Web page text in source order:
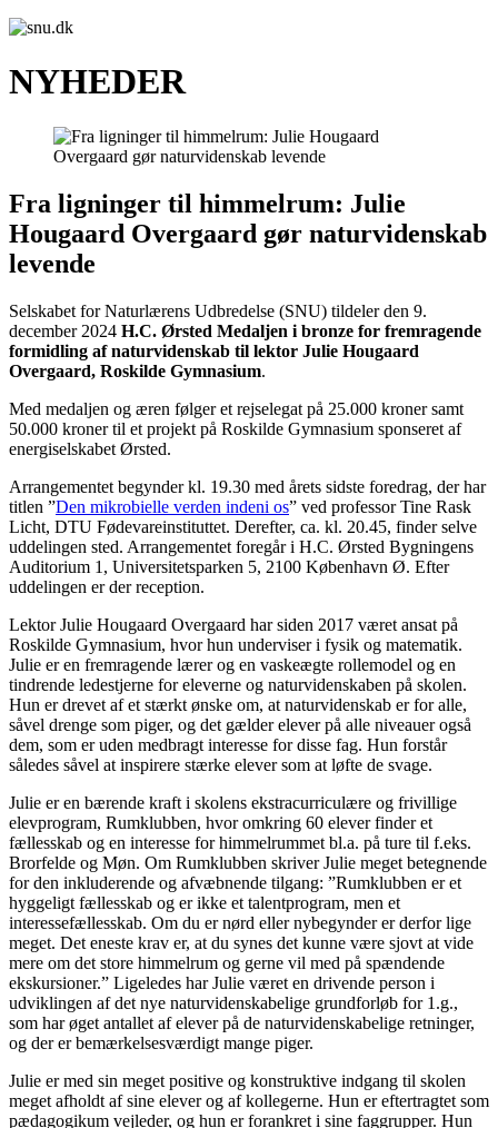
NYHEDER
Fra ligninger til himmelrum: Julie
Hougaard Overgaard gør naturvidenskab
levende
Selskabet for Naturlærens Udbredelse (SNU) tildeler den 9.
december 2024 H.C. Ørsted Medaljen i bronze for fremragende
formidling af naturvidenskab til lektor Julie Hougaard
Overgaard, Roskilde Gymnasium.
Med medaljen og æren følger et rejselegat på 25.000 kroner samt
50.000 kroner til et projekt på Roskilde Gymnasium sponseret af
energiselskabet Ørsted.
Arrangementet begynder kl. 19.30 med årets sidste foredrag, der har
titlen ”Den mikrobielle verden indeni os” ved professor Tine Rask
Licht, DTU Fødevareinstituttet. Derefter, ca. kl. 20.45, finder selve
uddelingen sted. Arrangementet foregår i H.C. Ørsted Bygningens
Auditorium 1, Universitetsparken 5, 2100 København Ø. Efter
uddelingen er der reception.
Lektor Julie Hougaard Overgaard har siden 2017 været ansat på
Roskilde Gymnasium, hvor hun underviser i fysik og matematik.
Julie er en fremragende lærer og en vaskeægte rollemodel og en
tindrende ledestjerne for eleverne og naturvidenskaben på skolen.
Hun er drevet af et stærkt ønske om, at naturvidenskab er for alle,
såvel drenge som piger, og det gælder elever på alle niveauer også
dem, som er uden medbragt interesse for disse fag. Hun forstår
således såvel at inspirere stærke elever som at løfte de svage.
Julie er en bærende kraft i skolens ekstracurriculære og frivillige
elevprogram, Rumklubben, hvor omkring 60 elever finder et
fællesskab og en interesse for himmelrummet bl.a. på ture til f.eks.
Brorfelde og Møn. Om Rumklubben skriver Julie meget betegnende
for den inkluderende og afvæbnende tilgang: ”Rumklubben er et
hyggeligt fællesskab og er ikke et talentprogram, men et
interessefællesskab. Om du er nørd eller nybegynder er derfor lige
meget. Det eneste krav er, at du synes det kunne være sjovt at vide
mere om det store himmelrum og gerne vil med på spændende
ekskursioner.” Ligeledes har Julie været en drivende person i
udviklingen af det nye naturvidenskabelige grundforløb for 1.g.,
som har øget antallet af elever på de naturvidenskabelige retninger,
og der er bemærkelsesværdigt mange piger.
Julie er med sin meget positive og konstruktive indgang til skolen
meget afholdt af sine elever og af kollegerne. Hun er eftertragtet som
pædagogikum vejleder, og hun er forankret i sine faggrupper. Hun